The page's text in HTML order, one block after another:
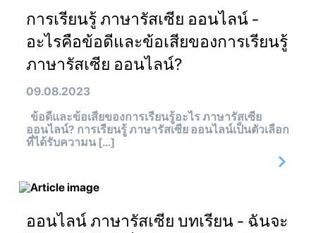
การเรียนรู้ ภาษารัสเซีย ออนไลน์ -
อะไรคือข้อดีและข้อเสียของการเรียนรู้
ภาษารัสเซีย ออนไลน์?
09.08.2023
ข้อดีและข้อเสียของการเรียนรู้อะไร ภาษารัสเซีย
ออนไลน์? การเรียนรู้ ภาษารัสเซีย ออนไลน์เป็นตัวเลือก
ที่ได้รับความน […]
ออนไลน์ ภาษารัสเซีย บทเรียน - ฉันจะ